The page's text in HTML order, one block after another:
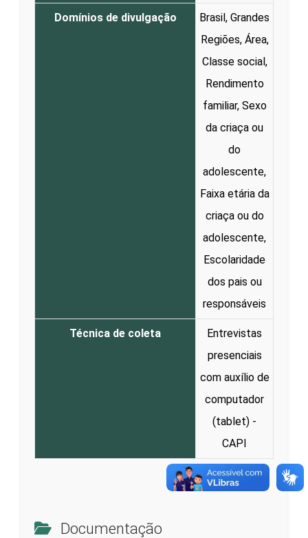
Domínios de divulgação
Brasil, Grandes
Regiões, Área,
Classe social,
Rendimento
familiar, Sexo
da criaça ou
do
adolescente,
Faixa etária da
criaça ou do
adolescente,
Escolaridade
dos pais ou
responsáveis
Técnica de coleta
Entrevistas
presenciais
com auxílio de
computador
(tablet) -
CAPI
Documentação